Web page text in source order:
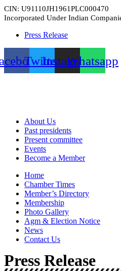
Skip
to
CIN: U91110JH1961PLC000470
Incorporated Under Indian
Press Release
TwitterInstagramWhatsapp
Menu
About Us
Past presidents
Present committee
Events
Become a Member
Menu
Home
Chamber Times
Member’s Directory
Membership
Photo Gallery
Agm & Election Notice
News
Contact Us
Press Release